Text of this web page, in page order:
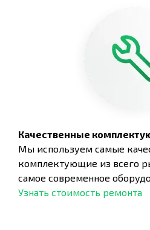
Качественные
Мы используем самые
комплектующие из всего
самое современное
Узнать стоимость ремонта